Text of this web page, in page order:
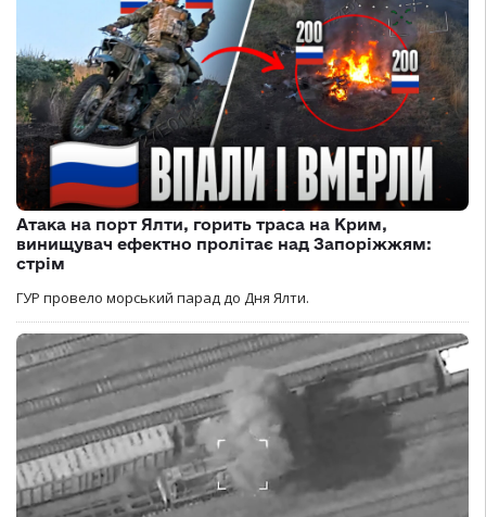
Атака на порт Ялти, горить траса на Крим,
винищувач ефектно пролітає над Запоріжжям:
стрім
ГУР провело морський парад до Дня Ялти.